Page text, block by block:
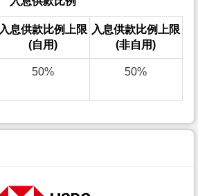
入息供款比例上限
(自用)
入息供款比例上限
(非自用)
50% 50%